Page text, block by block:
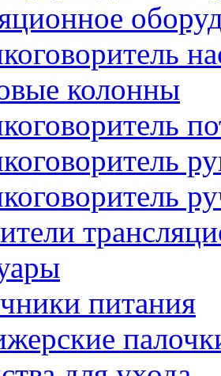
колонны
питания